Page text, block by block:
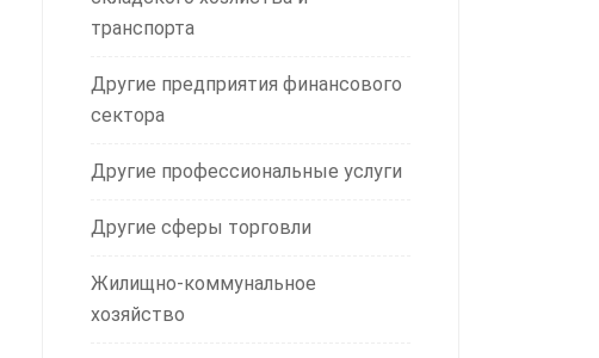
транспорта
Другие предприятия финансового
сектора
Другие профессиональные услуги
Другие сферы торговли
Жилищно-коммунальное
хозяйство